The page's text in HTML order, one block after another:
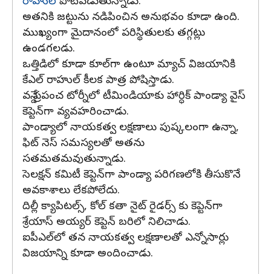
అతనికి జట్టును నడిపించిన అనుభవం కూడా ఉంది.
ముఖ్యంగా మైదానంలో పరిస్థితులకు తగ్గట్లు
ఉండగలడు.
ఒత్తిడిలో కూడా కూల్‌గా ఉంటూ మ్యాచ్ విజయానికి
కేఎల్ రాహుల్ కీలక పాత్ర పోషిస్తాడు.
వన్డే ప్రపంచ టోర్నీలో టీమిండియాకు హార్ధిక్ పాండ్యా వైస్
కెప్టెన్‌గా వ్యవహరించాడు.
పాండ్యాలో నాయకత్వ లక్షణాలు పుష్కలంగా ఉన్నా,
ఫిట్ నెస్ సమస్యలతో అతను
సతమతమవుతున్నాడు.
సెలక్షన్ కమిటీ కెప్టెన్‌గా పాండ్యా పరిగణలోకి తీసుకొనే
అవకాశాలు లేకపోలేదు.
దిల్లీ క్యాపిటల్స్, కోల్ కతా నైట్ రైడర్స్ కు కెప్టెన్‌గా
శ్రేయాస్ అయ్యర్ కెప్టెన్ బరిలో నిలిచాడు.
ఐపీఎల్‌లో తన నాయకత్వ లక్షణాలతో ఎన్నోసార్లు
విజయాన్ని కూడా అందించాడు.